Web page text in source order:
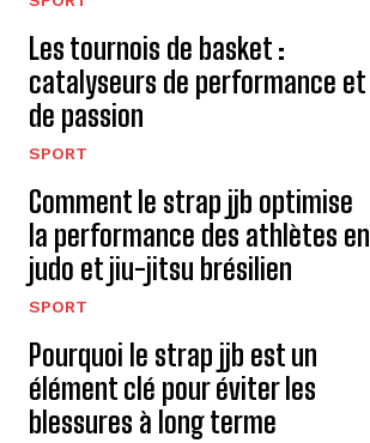
Les tournois de basket :
catalyseurs de performance et
de passion
SPORT
Comment le strap jjb optimise
la performance des athlètes en
judo et jiu-jitsu brésilien
SPORT
Pourquoi le strap jjb est un
élément clé pour éviter les
blessures à long terme